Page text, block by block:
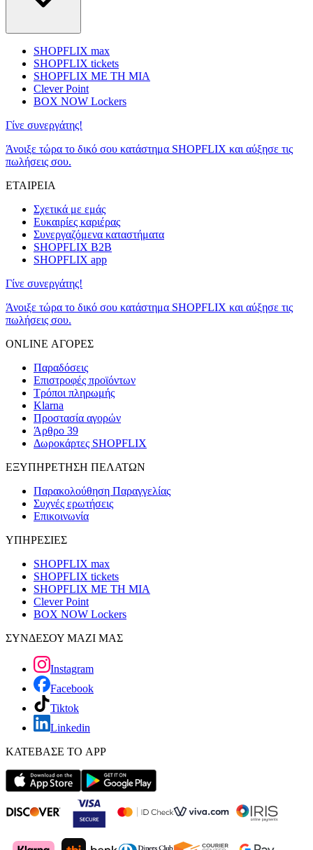
SHOPFLIX max
SHOPFLIX tickets
SHOPFLIX ΜΕ ΤΗ ΜΙΑ
Clever Point
BOX NOW Lockers
Γίνε συνεργάτης!
Άνοιξε τώρα το δικό σου κατάστημα SHOPFLIX και αύξησε τις
πωλήσεις σου.
ΕΤΑΙΡΕΙΑ
Σχετικά με εμάς
Ευκαιρίες καριέρας
Συνεργαζόμενα καταστήματα
SHOPFLIX B2B
SHOPFLIX app
Γίνε συνεργάτης!
Άνοιξε τώρα το δικό σου κατάστημα SHOPFLIX και αύξησε τις
πωλήσεις σου.
ONLINE ΑΓΟΡΕΣ
Παραδόσεις
Επιστροφές προϊόντων
Τρόποι πληρωμής
Klarna
Προστασία αγορών
Άρθρο 39
Δωροκάρτες SHOPFLIX
ΕΞΥΠΗΡΕΤΗΣΗ ΠΕΛΑΤΩΝ
Παρακολούθηση Παραγγελίας
Συχνές ερωτήσεις
Επικοινωνία
ΥΠΗΡΕΣΙΕΣ
SHOPFLIX max
SHOPFLIX tickets
SHOPFLIX ΜΕ ΤΗ ΜΙΑ
Clever Point
BOX NOW Lockers
ΣΥΝΔΕΣΟΥ ΜΑΖΙ ΜΑΣ
Instagram
Facebook
Tiktok
Linkedin
ΚΑΤΕΒΑΣΕ ΤΟ APP